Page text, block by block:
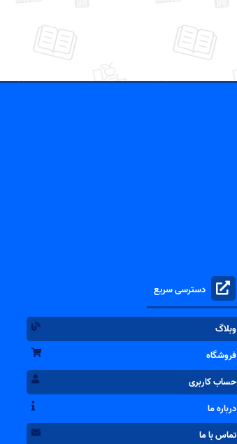
دسترسی سریع
وبلاگ
فروشگاه
حساب کاربری
درباره ما
تماس با ما